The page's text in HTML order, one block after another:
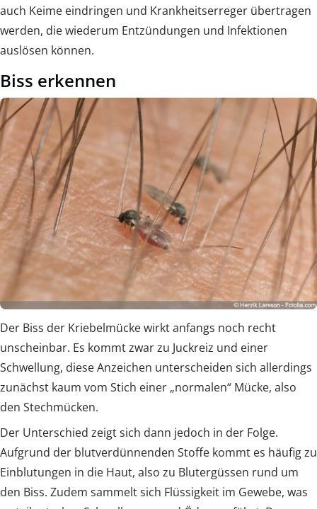
auch Keime eindringen und Krankheitserreger übertragen
werden, die wiederum Entzündungen und Infektionen
auslösen können.
Biss erkennen
Der Biss der Kriebelmücke wirkt anfangs noch recht
unscheinbar. Es kommt zwar zu Juckreiz und einer
Schwellung, diese Anzeichen unterscheiden sich allerdings
zunächst kaum vom Stich einer „normalen“ Mücke, also
den Stechmücken.
Der Unterschied zeigt sich dann jedoch in der Folge.
Aufgrund der blutverdünnenden Stoffe kommt es häufig zu
Einblutungen in die Haut, also zu Blutergüssen rund um
den Biss. Zudem sammelt sich Flüssigkeit im Gewebe, was